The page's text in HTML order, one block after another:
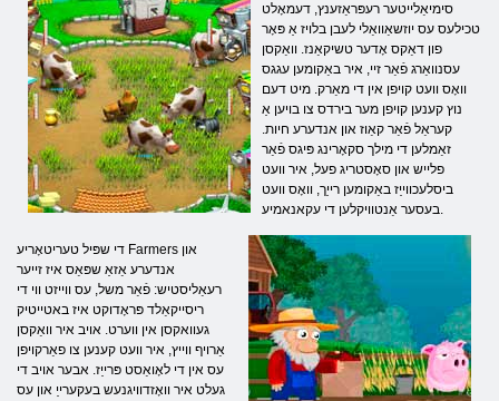
סימיאַלייטער רעפּראַזענץ, דעמאָלט
טכילעס עס יוזשאַוואַלי לעבן בלויז אַ פּאָר
פון דאַקס אָדער טשיקאַנז. וואַקסן
עסנוואַרג פֿאַר זיי, איר באַקומען עגגס
וואָס וועט קויפן אין די מאַרק. מיט דעם
נוץ קענען קויפן מער בירדס צו בויען אַ
קעראַל פֿאַר קאַוז און אנדערע חיות.
זאַמלען די מילך סקאָרינג פּיגס פֿאַר
פלייש און סאָסטריג פעל, איר וועט
ביסלעכווייַז באַקומען רייַך, וואָס וועט
בעסער אַנטוויקלען די עקאנאמיע.
די שפּיל טעריטאָריע Farmers און
אנדערע אַזאַ שפּאַס איז זייער
רעאַליסטיש: פֿאַר משל, עס ווייזט ווי די
ריסייקאַלד פּראָדוקט איז באטייטיק
געוואקסן אין ווערט. אויב איר וואַקסן
אַרויף ווייץ, איר וועט קענען צו פאַרקויפן
עס אין די לאָואַסט פּרייַז. אבער אויב די
געלט איר וואָזדוויגנעש בעקערייַ און עס